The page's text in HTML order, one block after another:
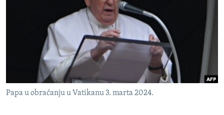
DNEVNO@RSE
SPECIJALI RSE
VIŠE OD NASLOVA
GENOCID U SREBRENICI
POPLAVE I KLIZIŠTA U BIH 2024.
PRATITE NAS
Papa u obraćanju u Vatikanu 3. marta 2024.